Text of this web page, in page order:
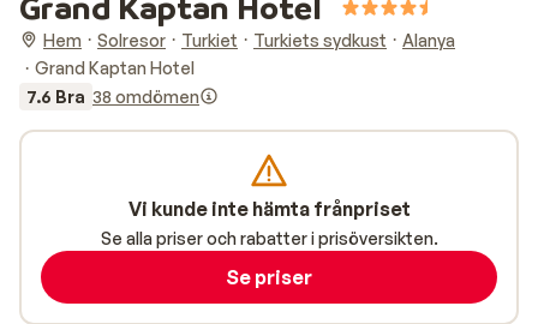
Hem Solresor Turkiet Turkiets sydkust
Alanya
Grand Kaptan Hotel
7.6 Bra 38 omdömen
Vi kunde inte hämta frånpriset
Se alla priser och rabatter i prisöversikten.
Se priser